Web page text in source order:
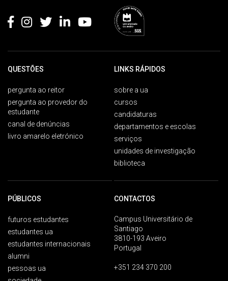
QUESTÕES
pergunta ao reitor
pergunta ao provedor do
estudante
canal de denúncias
livro amarelo eletrónico
LINKS RÁPIDOS
sobre a ua
cursos
candidaturas
departamentos e escolas
serviços
unidades de investigação
biblioteca
PÚBLICOS
futuros estudantes
estudantes ua
estudantes internacionais
alumni
pessoas ua
CONTACTOS
Campus Universitário de
Santiago
3810-193 Aveiro
Portugal
+351 234 370 200